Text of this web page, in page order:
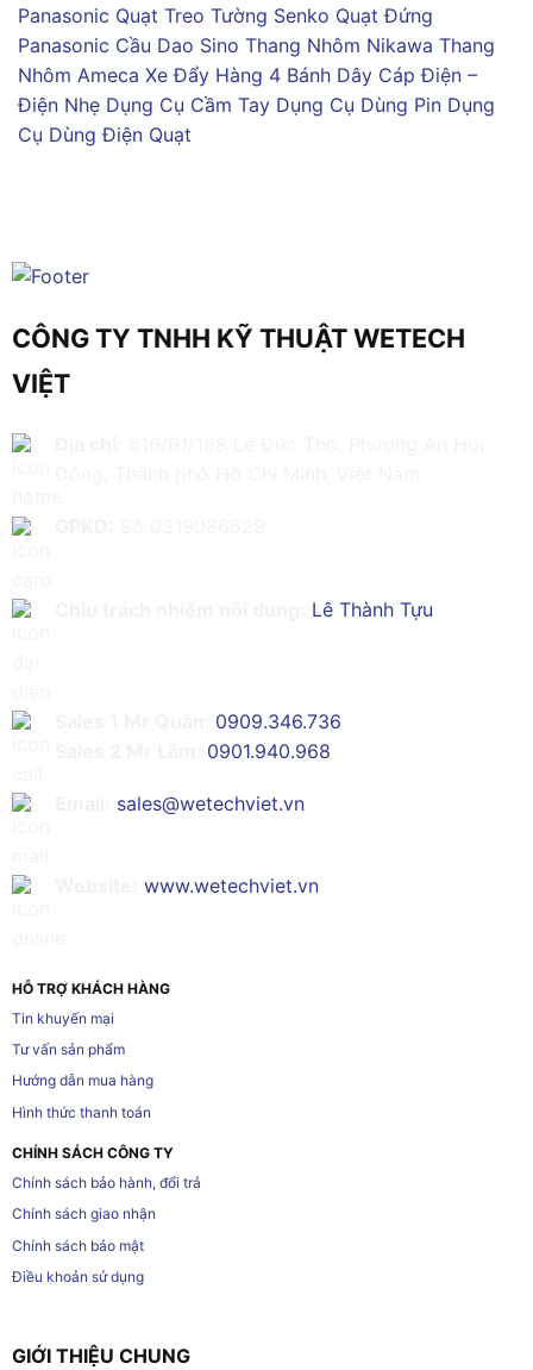
Panasonic Quạt Treo Tường Senko Quạt Đứng
Panasonic Cầu Dao Sino Thang Nhôm Nikawa Thang
Nhôm Ameca Xe Đẩy Hàng 4 Bánh Dây Cáp Điện –
Điện Nhẹ Dụng Cụ Cầm Tay Dụng Cụ Dùng Pin Dụng
Cụ Dùng Điện Quạt
CÔNG TY TNHH KỸ THUẬT WETECH
VIỆT
Lê Thành Tựu
0909.346.736
0901.940.968
sales@wetechviet.vn
www.wetechviet.vn
HỖ TRỢ KHÁCH HÀNG
Tin khuyến mại
Tư vấn sản phẩm
Hướng dẫn mua hàng
Hình thức thanh toán
CHÍNH SÁCH CÔNG TY
Chính sách bảo hành, đổi trả
Chính sách giao nhận
Chính sách bảo mật
Điều khoản sử dụng
GIỚI THIỆU CHUNG